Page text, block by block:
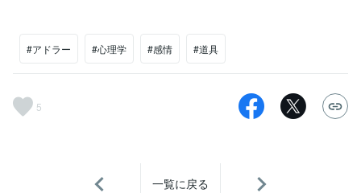
#アドラー #心理学 #感情 #道具
5
一覧に戻る